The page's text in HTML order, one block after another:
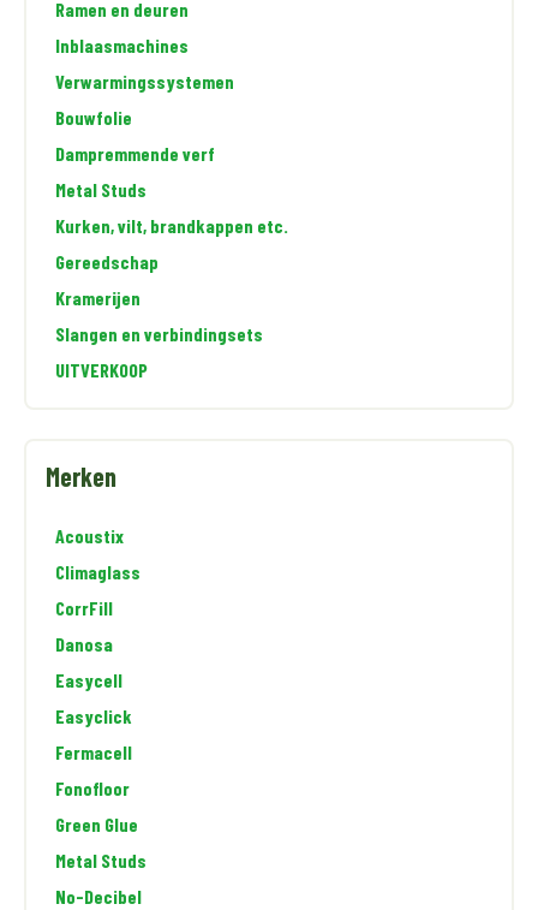
Ramen en deuren
Inblaasmachines
Verwarmingssystemen
Bouwfolie
Dampremmende verf
Metal Studs
Kurken, vilt, brandkappen etc.
Gereedschap
Kramerijen
Slangen en verbindingsets
UITVERKOOP
Merken
Acoustix
Climaglass
CorrFill
Danosa
Easycell
Easyclick
Fermacell
Fonofloor
Green Glue
Metal Studs
No-Decibel